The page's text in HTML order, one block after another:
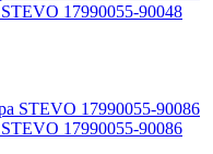
17990055-90048
17990055-90086